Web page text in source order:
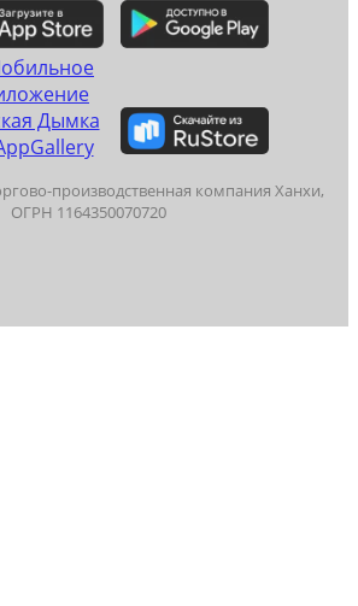
производственная компания Ханхи,
ОГРН 1164350070720